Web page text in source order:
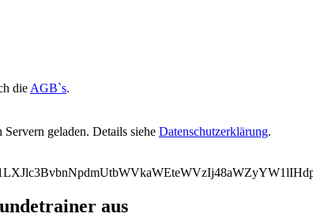
die AGB`s.
geladen. Details siehe Datenschutzerklärung.
aus